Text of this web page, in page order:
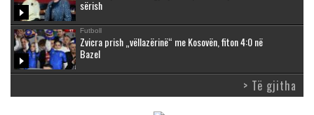
sërish
Futboll
Zvicra prish „vëllazërinë“ me Kosovën, fiton 4:0 në
Bazel
> Të gjitha